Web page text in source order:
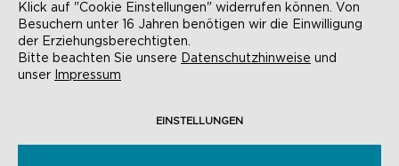
DATENSCHUTZ
COOKIE-EINSTELLUNGEN
Klick auf "Cookie Einstellungen" widerrufen können. Von
Besuchern unter 16 Jahren benötigen wir die Einwilligung
der Erziehungsberechtigten.
Bitte beachten Sie unsere Datenschutzhinweise und
unser Impressum
EINSTELLUNGEN